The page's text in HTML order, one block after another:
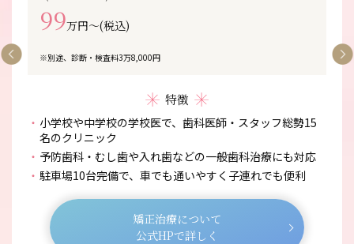
99万円〜(税込)
※別途、診断・検査料3万8,000円
特徴
小学校や中学校の学校医で、歯科医師・スタッフ総勢15
名のクリニック
予防歯科・むし歯や入れ歯などの一般歯科治療にも対応
駐車場10台完備で、車でも通いやすく子連れでも便利
矯正治療について
公式HPで詳しく